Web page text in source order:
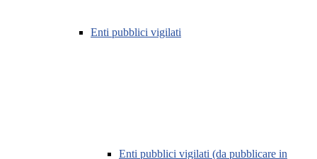
Enti pubblici vigilati
Enti pubblici vigilati (da pubblicare in